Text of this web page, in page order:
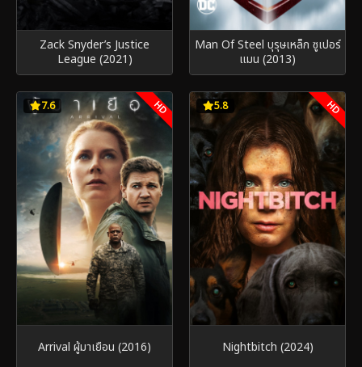
Zack Snyder’s Justice
League (2021)
Man Of Steel บุรุษเหล็ก ซูเปอร์
แมน (2013)
7.6 HD
Arrival ผู้มาเยือน (2016)
5.8 HD
Nightbitch (2024)